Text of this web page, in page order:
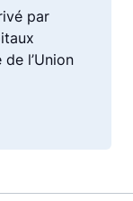
par
l’Union